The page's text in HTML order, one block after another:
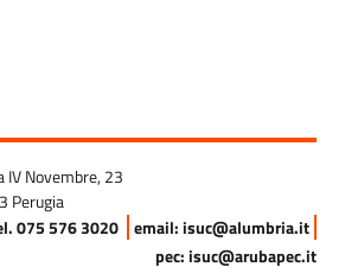
IV Novembre, 23
Perugia
075 576 3020
email: isuc@alumbria.it
pec: isuc@arubapec.it